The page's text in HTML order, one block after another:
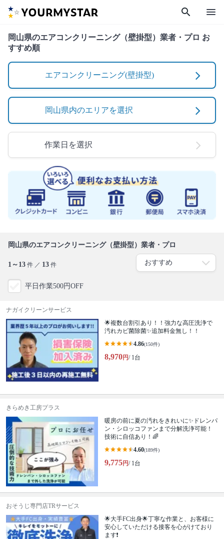
search menu
岡山県のエアコンクリーニング（壁掛型）業者・プロ お
すすめ順
エアコンクリーニング(壁掛型)
岡山県内のエリアを選択
作業日を選択
岡山県のエアコンクリーニング（壁掛型）業者・プロ
1～13 件 ／ 13 件
平日作業500円OFF
ナガイクリーンサービス
🌟複数台割引あり！！強力な高圧洗浄で
汚れカビ菌除菌✨追加料金無し！！
4.86(150件)
8,970円/ 1台
きらめき工房プラス
暖房の前に夏の汚れをきれいに✨ドレンパ
ン・シロッコファンまで分解洗浄可能！
技術に自信あり！🌈
4.60(189件)
9,775円/ 1台
おそうじ専門店TRサービス
🌟大手FC出身🌟丁寧な作業と、お客様に
安心していただける接客を心がけており
ます❗️